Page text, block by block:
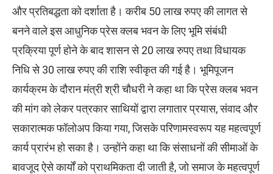
और प्रतिबद्धता को दर्शाता है। करीब 50 लाख रुपए की लागत से
बनने वाले इस आधुनिक प्रेस क्लब भवन के लिए भूमि संबंधी
प्रक्रिया पूर्ण होने के बाद शासन से 20 लाख रुपए तथा विधायक
निधि से 30 लाख रुपए की राशि स्वीकृत की गई है। भूमिपूजन
कार्यक्रम के दौरान मंत्री श्री चौधरी ने कहा था कि प्रेस क्लब भवन
की मांग को लेकर पत्रकार साथियों द्वारा लगातार प्रयास, संवाद और
सकारात्मक फॉलोअप किया गया, जिसके परिणामस्वरूप यह महत्वपूर्ण
कार्य प्रारंभ हो सका है। उन्होंने कहा था कि संसाधनों की सीमाओं के
बावजूद ऐसे कार्यों को प्राथमिकता दी जाती है, जो समाज के महत्वपूर्ण